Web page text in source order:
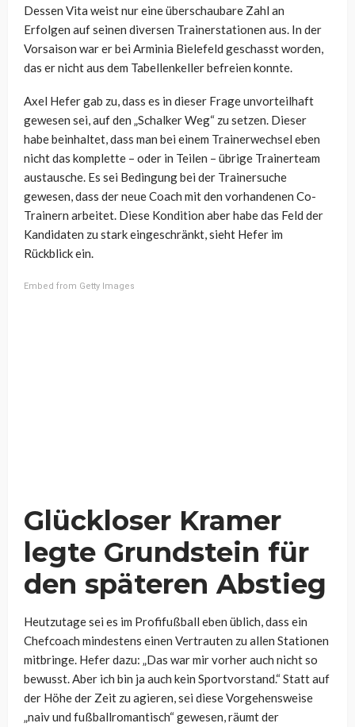
Dessen Vita weist nur eine überschaubare Zahl an
Erfolgen auf seinen diversen Trainerstationen aus. In der
Vorsaison war er bei Arminia Bielefeld geschasst worden,
das er nicht aus dem Tabellenkeller befreien konnte.
Axel Hefer gab zu, dass es in dieser Frage unvorteilhaft
gewesen sei, auf den „Schalker Weg“ zu setzen. Dieser
habe beinhaltet, dass man bei einem Trainerwechsel eben
nicht das komplette – oder in Teilen – übrige Trainerteam
austausche. Es sei Bedingung bei der Trainersuche
gewesen, dass der neue Coach mit den vorhandenen Co-
Trainern arbeitet. Diese Kondition aber habe das Feld der
Kandidaten zu stark eingeschränkt, sieht Hefer im
Rückblick ein.
Embed from Getty Images
Glückloser Kramer
legte Grundstein für
den späteren Abstieg
Heutzutage sei es im Profifußball eben üblich, dass ein
Chefcoach mindestens einen Vertrauten zu allen Stationen
mitbringe. Hefer dazu: „Das war mir vorher auch nicht so
bewusst. Aber ich bin ja auch kein Sportvorstand.“ Statt auf
der Höhe der Zeit zu agieren, sei diese Vorgehensweise
„naiv und fußballromantisch“ gewesen, räumt der